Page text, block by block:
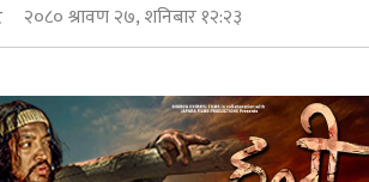
२०८० श्रावण २७, शनिबार १२:२३